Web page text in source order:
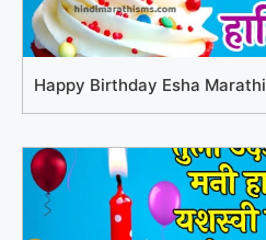
Happy Birthday Esha Marathi